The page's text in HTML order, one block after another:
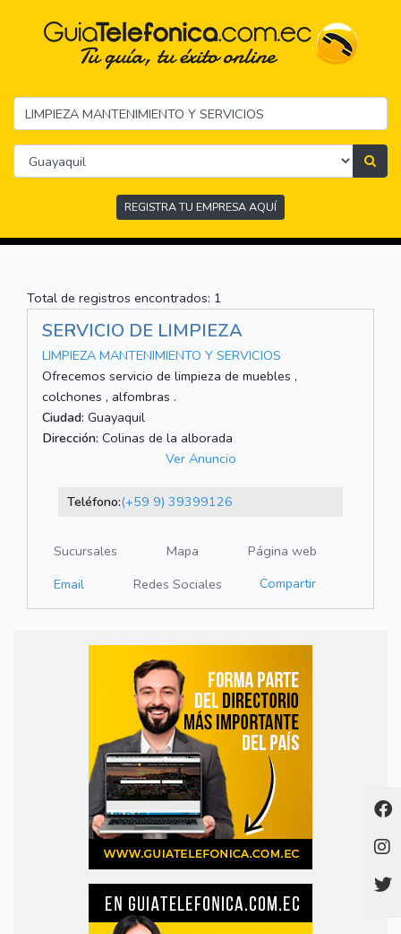
REGISTRA TU EMPRESA AQUÍ
Total de registros encontrados: 1
SERVICIO DE LIMPIEZA
LIMPIEZA MANTENIMIENTO Y SERVICIOS
Ofrecemos servicio de limpieza de muebles ,
colchones , alfombras .
Ciudad: Guayaquil
Dirección: Colinas de la alborada
Ver Anuncio
Teléfono:(+59 9) 39399126
Sucursales Mapa
Página web
Email
Redes Sociales Compartir